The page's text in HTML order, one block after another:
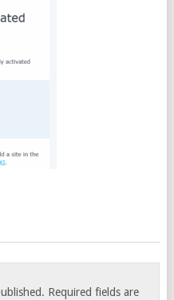
Required fields are